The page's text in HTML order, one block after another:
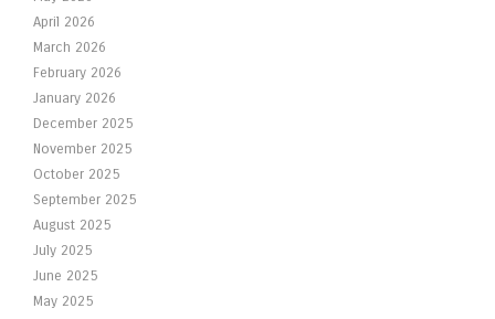
April 2026
March 2026
February 2026
January 2026
December 2025
November 2025
October 2025
September 2025
August 2025
July 2025
June 2025
May 2025